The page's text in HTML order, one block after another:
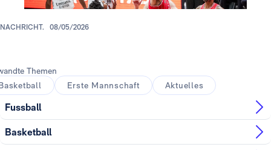
NACHRICHT. 08/05/2026
Themen
Erste Mannschaft Aktuelles
Fussball
Basketball